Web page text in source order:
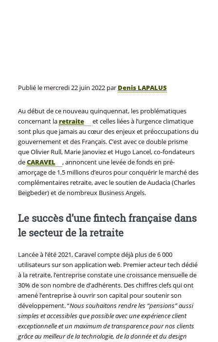
Publié le mercredi 22 juin 2022par Denis LAPALUS
Au début de ce nouveau quinquennat, les problématiques
concernant laretraite
et celles liées à l’urgence climatique
sont plus que jamais au cœur des enjeux et préoccupations du
gouvernement et des Français. C’est avec ce double prisme
que Olivier Rull, Marie Janoviez et Hugo Lancel, co-fondateurs
deCARAVEL
, annoncent une levée de fonds en pré-
amorçage de 1,5 millions d’euros pour conquérir le marché des
complémentaires retraite, avec le soutien de Audacia (Charles
Beigbeder) et de nombreux Business Angels.
Le succès d’une fintech française dans
le secteur de la retraite ‍
Lancée à l’été 2021, Caravel compte déjà plus de 6 000
utilisateurs sur son application web. Premier acteur tech dédié
à la retraite, l’entreprise constate une croissance mensuelle de
30% de son nombre de d’adhérents. Des chiffres clefs qui ont
amené l’entreprise à ouvrir son capital pour soutenir son
développement. “Nous souhaitons rendre les “pensions” aussi
simples et accessibles que possible avec une expérience client
exceptionnelle et un maximum de transparence pour nos clients
grâce au meilleur de la technologie, de la donnée et du design